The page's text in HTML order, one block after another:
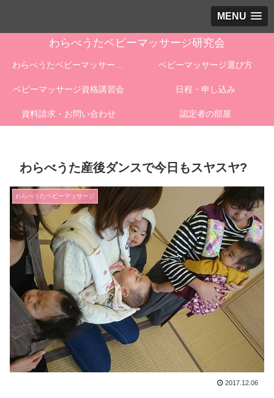
MENU
わらべうたベビーマッサージ研究会
ベビーマッサージ選び方
ベビーマッサージ資格講習会 日程・申し込み
資料請求・お問い合わせ 認定者の部屋
わらべうた産後ダンスで今日もスヤスヤ?
わらべうたベビーマッサージ
2017.12.06